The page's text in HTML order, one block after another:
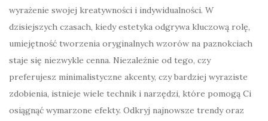
wyrażenie swojej kreatywności i indywidualności. W
dzisiejszych czasach, kiedy estetyka odgrywa kluczową rolę,
umiejętność tworzenia oryginalnych wzorów na paznokciach
staje się niezwykle cenna. Niezależnie od tego, czy
preferujesz minimalistyczne akcenty, czy bardziej wyraziste
zdobienia, istnieje wiele technik i narzędzi, które pomogą Ci
osiągnąć wymarzone efekty. Odkryj najnowsze trendy oraz